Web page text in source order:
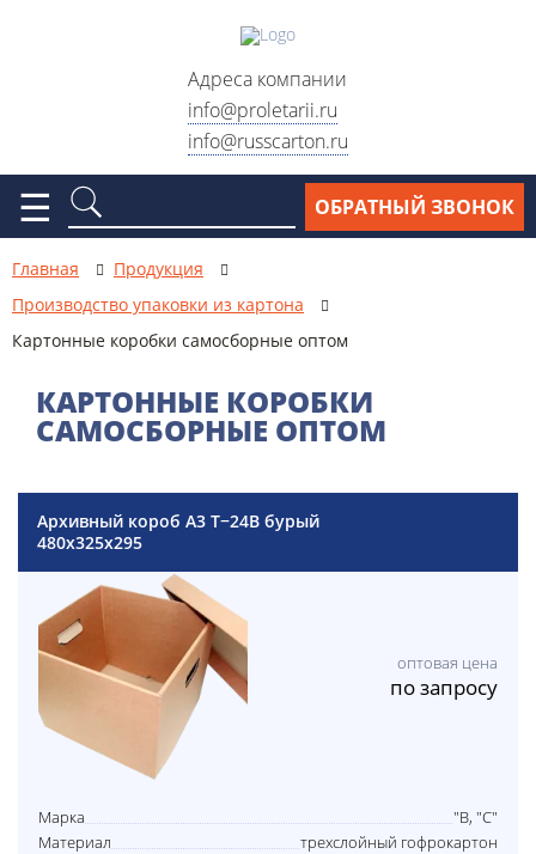
Адреса компании
Москва, ул. Электродная, д.
2, стр. 33
Москва, ул. Электродный
проезд, д. 6, стр. 1
проезд, д. 7Б, стр.2
д. 28Б, стр. 3
Схема проезда
Реквизиты
info@proletarii.ru
info@russcarton.ru
☰ ОБРАТНЫЙ ЗВОНОК
Главная
Продукция
Производство упаковки из картона
Картонные коробки самосборные оптом
КАРТОННЫЕ КОРОБКИ
САМОСБОРНЫЕ ОПТОМ
Архивный короб А3 Т−24B бурый
480x325x295
оптовая цена
по запросу
Марка
"В, "С"
Материал
трехслойный гофрокартон